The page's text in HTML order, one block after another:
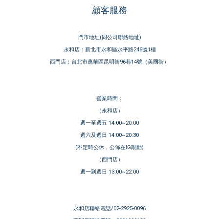
顧客服務
門市地址(同公司聯絡地址)
永和店：新北市永和區永平路246號1樓
西門店：台北市萬華區昆明街96巷14號（美國街）
營業時間：
（永和店）
週一至週五 14:00~20:00
週六及週日 14:00~20:30
(不定時公休，公佈在IG限動)
（西門店）
週一到週日 13:00~22:00
永和店聯絡電話/02-2925-0096